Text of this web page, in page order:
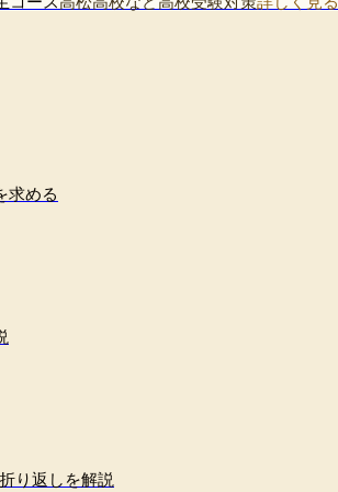
求める
り返しを解説